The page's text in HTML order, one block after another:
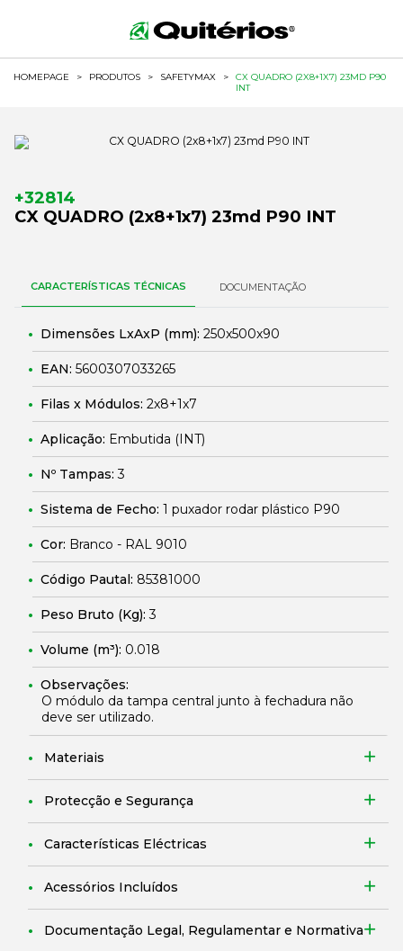
HOMEPAGE > PRODUTOS > SAFETYMAX >
CX QUADRO (2X8+1X7) 23MD P90
INT
+32814
CX QUADRO (2x8+1x7) 23md P90 INT
CARACTERÍSTICAS TÉCNICAS DOCUMENTAÇÃO
Dimensões LxAxP (mm): 250x500x90
EAN: 5600307033265
Filas x Módulos: 2x8+1x7
Aplicação: Embutida (INT)
Nº Tampas:3
Sistema de Fecho: 1 puxador rodar plástico P90
Cor: Branco - RAL 9010
Código Pautal: 85381000
Peso Bruto (Kg):3
Volume (m³): 0.018
Observações:
O módulo da tampa central junto à fechadura não
deve ser utilizado.
Materiais
Protecção e Segurança
Características Eléctricas
Acessórios Incluídos
Documentação Legal, Regulamentar e Normativa